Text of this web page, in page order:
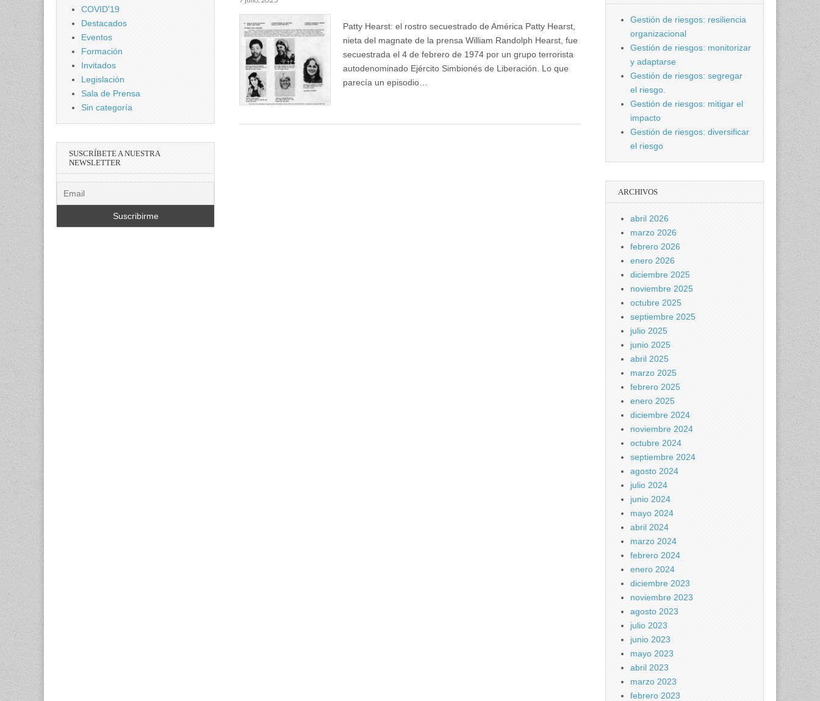
Patty Hearst: el rostro secuestrado de América Patty Hearst,
nieta del magnate de la prensa William Randolph Hearst, fue
secuestrada el 4 de febrero de 1974 por un grupo terrorista
autodenominado Ejército Simbionés de Liberación. Lo que
parecía un episodio…
COVID'19
Destacados
Eventos
Formación
Invitados
Legislación
Sala de Prensa
Sin categoría
SUSCRÍBETE A NUESTRA
NEWSLETTER
Gestión de riesgos: resiliencia
organizacional
Gestión de riesgos: monitorizar
y adaptarse
Gestión de riesgos: segregar
el riesgo.
Gestión de riesgos: mitigar el
impacto
Gestión de riesgos: diversificar
el riesgo
ARCHIVOS
abril 2026
marzo 2026
febrero 2026
enero 2026
diciembre 2025
noviembre 2025
octubre 2025
septiembre 2025
julio 2025
junio 2025
abril 2025
marzo 2025
febrero 2025
enero 2025
diciembre 2024
noviembre 2024
octubre 2024
septiembre 2024
agosto 2024
julio 2024
junio 2024
mayo 2024
abril 2024
marzo 2024
febrero 2024
enero 2024
diciembre 2023
noviembre 2023
agosto 2023
julio 2023
junio 2023
mayo 2023
abril 2023
marzo 2023
febrero 2023